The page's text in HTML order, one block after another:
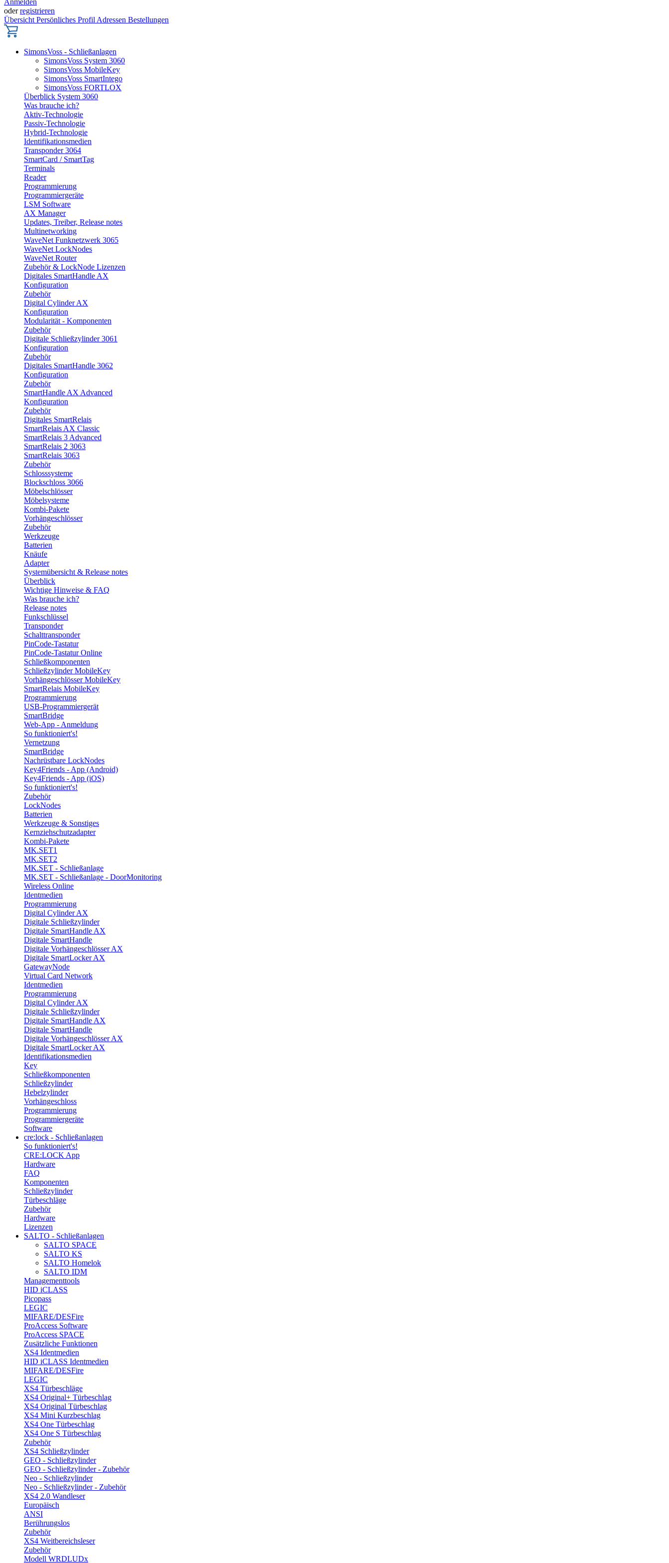
Anmelden
oderregistrieren
Übersicht Persönliches Profil Adressen Bestellungen
SimonsVoss - Schließanlagen
SimonsVoss System 3060
SimonsVoss MobileKey
SimonsVoss SmartIntego
SimonsVoss FORTLOX
Überblick System 3060
Was brauche ich?
Aktiv-Technologie
Passiv-Technologie
Hybrid-Technologie
Identifikationsmedien
Transponder 3064
SmartCard / SmartTag
Terminals
Reader
Programmierung
Programmiergeräte
LSM Software
AX Manager
Updates, Treiber, Release notes
Multinetworking
WaveNet Funknetzwerk 3065
WaveNet LockNodes
WaveNet Router
Zubehör & LockNode Lizenzen
Digitales SmartHandle AX
Konfiguration
Zubehör
Digital Cylinder AX
Konfiguration
Modularität - Komponenten
Zubehör
Digitale Schließzylinder 3061
Konfiguration
Zubehör
Digitales SmartHandle 3062
Konfiguration
Zubehör
SmartHandle AX Advanced
Konfiguration
Zubehör
Digitales SmartRelais
SmartRelais AX Classic
SmartRelais 3 Advanced
SmartRelais 2 3063
SmartRelais 3063
Zubehör
Schlosssysteme
Blockschloss 3066
Möbelschlösser
Möbelsysteme
Kombi-Pakete
Vorhängeschlösser
Zubehör
Werkzeuge
Batterien
Knäufe
Adapter
Systemübersicht & Release notes
Überblick
Wichtige Hinweise & FAQ
Was brauche ich?
Release notes
Funkschlüssel
Transponder
Schalttransponder
PinCode-Tastatur
PinCode-Tastatur Online
Schließkomponenten
Schließzylinder MobileKey
Vorhängeschlösser MobileKey
SmartRelais MobileKey
Programmierung
USB-Programmiergerät
SmartBridge
Web-App - Anmeldung
So funktioniert's!
Vernetzung
SmartBridge
Nachrüstbare LockNodes
Key4Friends - App (Android)
Key4Friends - App (iOS)
So funktioniert's!
Zubehör
LockNodes
Batterien
Werkzeuge & Sonstiges
Kernziehschutzadapter
Kombi-Pakete
MK.SET1
MK.SET2
MK.SET - Schließanlage
MK.SET - Schließanlage - DoorMonitoring
Wireless Online
Identmedien
Programmierung
Digital Cylinder AX
Digitale Schließzylinder
Digitale SmartHandle AX
Digitale SmartHandle
Digitale Vorhängeschlösser AX
Digitale SmartLocker AX
GatewayNode
Virtual Card Network
Identmedien
Programmierung
Digital Cylinder AX
Digitale Schließzylinder
Digitale SmartHandle AX
Digitale SmartHandle
Digitale Vorhängeschlösser AX
Digitale SmartLocker AX
Identifikationsmedien
Key
Schließkomponenten
Schließzylinder
Hebelzylinder
Vorhängeschloss
Programmierung
Programmiergeräte
Software
cre:lock - Schließanlagen
So funktioniert's!
CRE:LOCK App
Hardware
FAQ
Komponenten
Schließzylinder
Türbeschläge
Zubehör
Hardware
Lizenzen
SALTO - Schließanlagen
SALTO SPACE
SALTO KS
SALTO Homelok
SALTO IDM
Managementtools
HID iCLASS
Picopass
LEGIC
MIFARE/DESFire
ProAccess Software
ProAccess SPACE
Zusätzliche Funktionen
XS4 Identmedien
HID iCLASS Identmedien
MIFARE/DESFire
LEGIC
XS4 Türbeschläge
XS4 Original+ Türbeschlag
XS4 Original Türbeschlag
XS4 Mini Kurzbeschlag
XS4 One Türbeschlag
XS4 One S Türbeschlag
Zubehör
XS4 Schließzylinder
GEO - Schließzylinder
GEO - Schließzylinder - Zubehör
Neo - Schließzylinder
Neo - Schließzylinder - Zubehör
XS4 2.0 Wandleser
Europäisch
ANSI
Berührungslos
Zubehör
XS4 Weitbereichsleser
Zubehör
Modell WRDLUDx